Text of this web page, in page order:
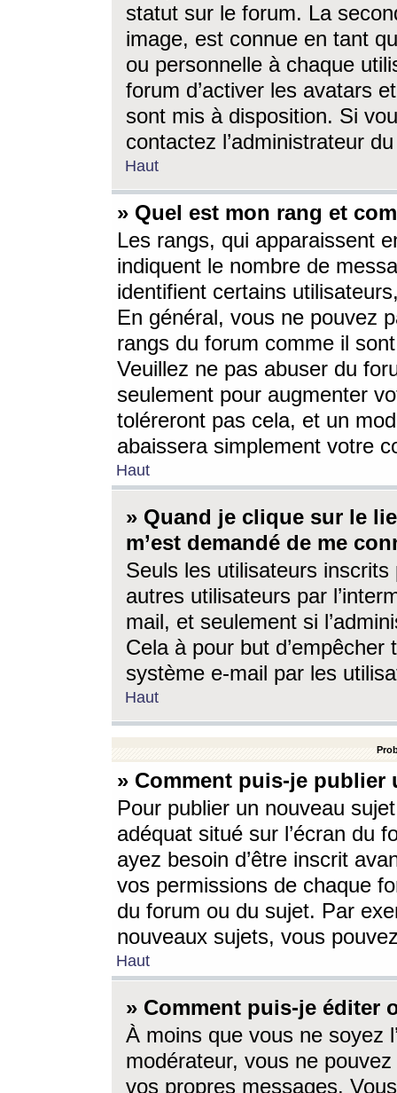
statut sur le forum. La
image, est connue en tant
ou personnelle à chaque
forum d’activer les avatars
sont mis à disposition. Si
contactez l’administrateur
Haut
» Quel est mon rang et
Les rangs, qui apparaissent
indiquent le nombre de
identifient certains
En général, vous ne pouvez
rangs du forum comme il
Veuillez ne pas abuser du
seulement pour augmenter
toléreront pas cela, et un
abaissera simplement votre
Haut
» Quand je clique sur le
m’est demandé de me
Seuls les utilisateurs
autres utilisateurs par
mail, et seulement si
Cela à pour but
système e-mail par les
Haut
» Comment puis-je
Pour publier un nouveau
adéquat situé sur l’écran du
ayez besoin d’être inscrit
vos permissions de chaque
du forum ou du sujet. Par
nouveaux sujets, vous
Haut
» Comment puis-je éditer
À moins que vous ne soyez
modérateur, vous ne
vos propres messages.